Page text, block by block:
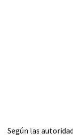
Según las